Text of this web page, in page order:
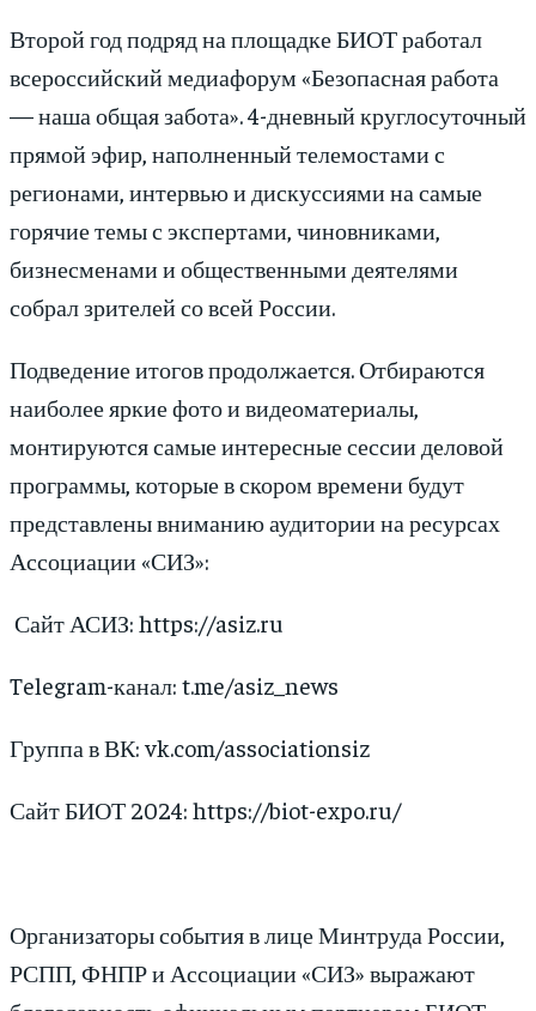
Второй год подряд на площадке БИОТ работал
всероссийский медиафорум «Безопасная работа
— наша общая забота». 4-дневный круглосуточный
прямой эфир, наполненный телемостами с
регионами, интервью и дискуссиями на самые
горячие темы с экспертами, чиновниками,
бизнесменами и общественными деятелями
собрал зрителей со всей России.
Подведение итогов продолжается. Отбираются
наиболее яркие фото и видеоматериалы,
монтируются самые интересные сессии деловой
программы, которые в скором времени будут
представлены вниманию аудитории на ресурсах
Ассоциации «СИЗ»:
Сайт АСИЗ: https://asiz.ru
Telegram-канал: t.me/asiz_news
Группа в ВК: vk.com/associationsiz
Сайт БИОТ 2024: https://biot-expo.ru/
Организаторы события в лице Минтруда России,
РСПП, ФНПР и Ассоциации «СИЗ» выражают